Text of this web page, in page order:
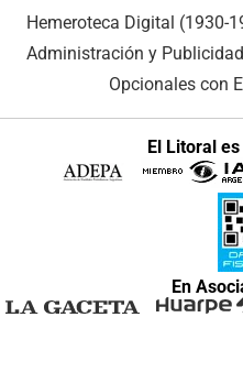
Hemeroteca Digital (1930-
Administración y Publicidad
Opcionales con
El Litoral
En